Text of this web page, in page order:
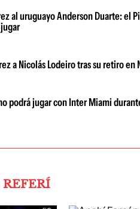
al uruguayo Anderson Duarte:
a Nicolás Lodeiro tras su retiro
podrá jugar con Inter Miami